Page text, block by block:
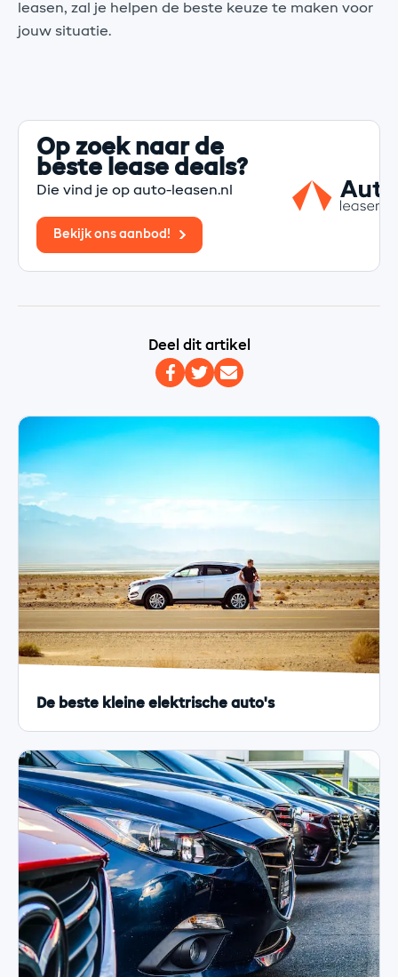
leasen, zal je helpen de beste keuze te maken voor
jouw situatie.
Op zoek naar de
beste lease deals?
Die vind je op auto-leasen.nl
Bekijk ons aanbod!
Deel dit artikel
De beste kleine elektrische auto's